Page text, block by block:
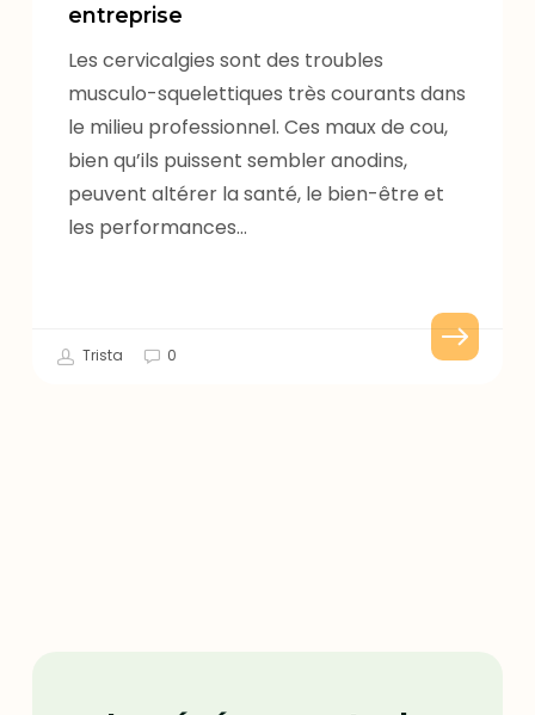
cervicalgies
entreprise
entreprise
Les cervicalgies sont des troubles
musculo-squelettiques très courants dans
le milieu professionnel. Ces maux de cou,
bien qu’ils puissent sembler anodins,
peuvent altérer la santé, le bien-être et
les performances…
Trista 0